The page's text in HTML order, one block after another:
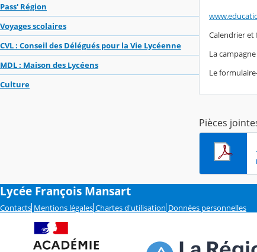
Pass' Région
Voyages scolaires
CVL : Conseil des Délégués pour la Vie Lycéenne
MDL : Maison des Lycéens
Culture
Calendrier et
La
Le
Pièces
Lycée François Mansart
Contacts Mentions légales Chartes d'utilisation Données personnelles